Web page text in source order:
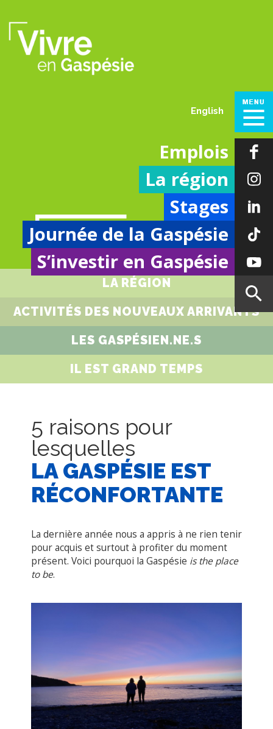
English
Emplois
La région
Stages
Journée de la Gaspésie
S’investir en Gaspésie
DÉCOUVRIR
LA RÉGION
ACTIVITÉS DES NOUVEAUX ARRIVANTS
LES GASPÉSIEN.NE.S
IL EST GRAND TEMPS
5 raisons pour
lesquelles
LA GASPÉSIE EST
RÉCONFORTANTE
La dernière année nous a appris à ne rien tenir
pour acquis et surtout à profiter du moment
présent. Voici pourquoi la Gaspésie is the place
to be.